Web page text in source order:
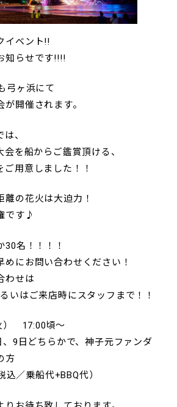
イベント!!
知らせです!!!!
弓ヶ浜にて
開催されます。
、
を船からご鑑賞頂ける、
用意しました！！
の花火は大迫力！
です♪
30名！！！！
めにお問い合わせください！
わせは
はご来店時にスタッフまで！！
） 17:00頃～
9日どちらかで、神子元ファンダ
方
／乗船代+BBQ代）